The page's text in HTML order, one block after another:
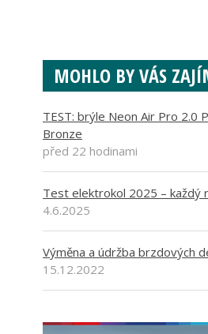
MOHLO BY VÁS
TEST: brýle Neon Air Pro 2.0
Bronze
před 22 hodinami
Test elektrokol 2025 – každý
4.6.2025
Výměna a údržba brzdových
15.12.2022